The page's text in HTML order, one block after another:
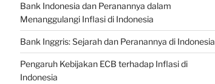
Bank Indonesia dan Peranannya dalam
Menanggulangi Inflasi di Indonesia
Bank Inggris: Sejarah dan Peranannya di Indonesia
Pengaruh Kebijakan ECB terhadap Inflasi di
Indonesia